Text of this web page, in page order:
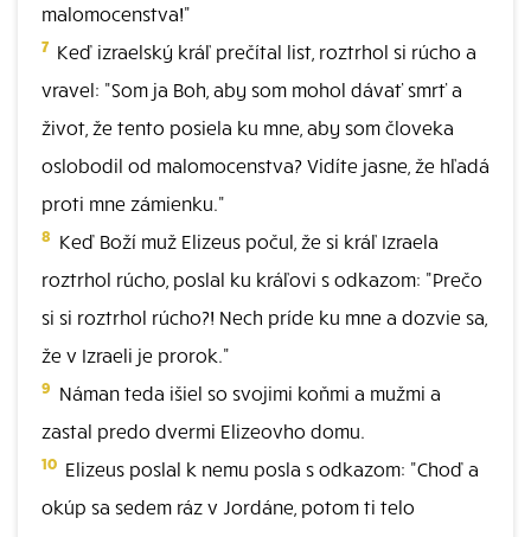
malomocenstva!"
7 Keď izraelský kráľ prečítal list, roztrhol si rúcho a
vravel: "Som ja Boh, aby som mohol dávať smrť a
život, že tento posiela ku mne, aby som človeka
oslobodil od malomocenstva? Vidíte jasne, že hľadá
proti mne zámienku."
8 Keď Boží muž Elizeus počul, že si kráľ Izraela
roztrhol rúcho, poslal ku kráľovi s odkazom: "Prečo
si si roztrhol rúcho?! Nech príde ku mne a dozvie sa,
že v Izraeli je prorok."
9 Náman teda išiel so svojimi koňmi a mužmi a
zastal predo dvermi Elizeovho domu.
10 Elizeus poslal k nemu posla s odkazom: "Choď a
okúp sa sedem ráz v Jordáne, potom ti telo